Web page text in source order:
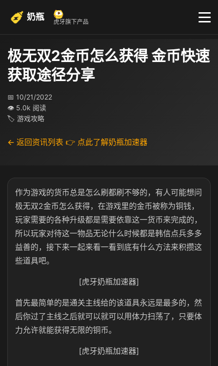
奶瓶 虎牙旗下产品
极无双2金币怎么获得 金币快速
获取途径分享
📅 10/21/2022
👁 5.0k 阅读
🏷 游戏攻略
← 返回资讯列表 👉 点此了解奶瓶加速器
作为游戏的货币总是怎么刷都刷不够的，有人可能想问
极无双2金币怎么获得，在游戏里的金币被称为铜钱，
玩家需要的各种升级都是需要依靠这一货币来完成的，
所以玩家对待这一物品无论什么时候都是韩信点兵多多
益善的，接下来一起来看一看到底有什么方法来积攒这
些道具吧。
[虎牙奶瓶加速器]
首先最简单的是通关主线给的该道具永远是最多的，然
后你过了主线之后就可以就可以用体力扫荡了，只要体
力允许就能获得无限的铜币。
[虎牙奶瓶加速器]